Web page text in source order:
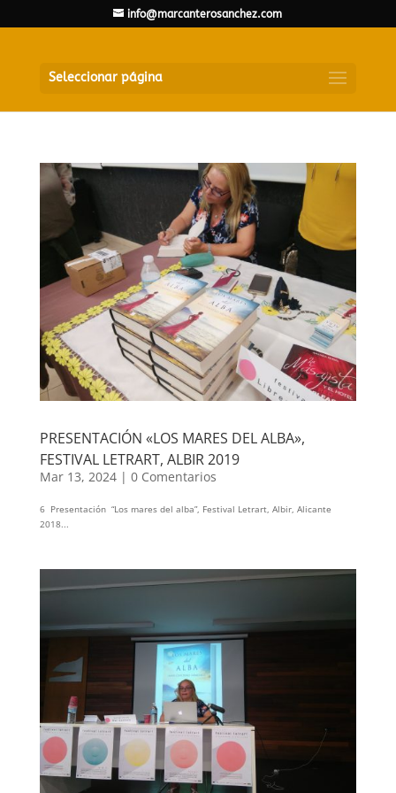
info@marcanterosanchez.com
Seleccionar página
PRESENTACIÓN «LOS MARES DEL ALBA»,
FESTIVAL LETRART, ALBIR 2019
Mar 13, 2024| 0 Comentarios
6 Presentación “Los mares del alba”, Festival Letrart, Albir, Alicante
2018...